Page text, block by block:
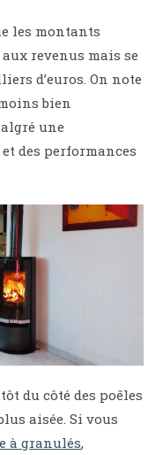
les montants
revenus mais se
d’euros. On note
bien
une
des performances
du côté des poêles
aisée. Si vous
à granulés,